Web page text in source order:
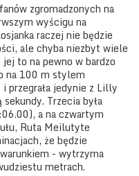
zgromadzonych na
wyścigu na
raczej nie będzie
ale chyba niezbyt wiele
to na pewno w bardzo
na 100 m stylem
przegrała jedynie z Lilly
Trzecia była
a na czwartym
Ruta Meilutyte
że będzie
- wytrzyma
metrach.